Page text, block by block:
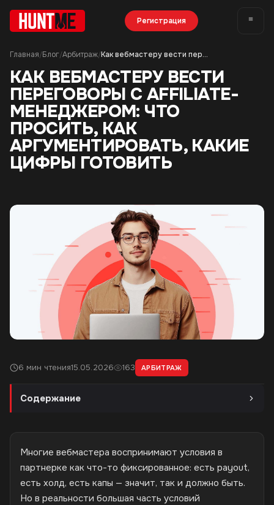
Регистрация
Главная/Блог/Арбитраж/ Как вебмастеру вести переговоры с affiliate-менеджером: что просить, как аргументировать, какие цифры готовить
КАК ВЕБМАСТЕРУ ВЕСТИ
ПЕРЕГОВОРЫ С AFFILIATE-
МЕНЕДЖЕРОМ: ЧТО
ПРОСИТЬ, КАК
АРГУМЕНТИРОВАТЬ, КАКИЕ
ЦИФРЫ ГОТОВИТЬ
6 мин чтения15.05.2026 163 АРБИТРАЖ
Содержание
Многие вебмастера воспринимают условия в
партнерке как что-то фиксированное: есть payout,
есть холд, есть капы — значит, так и должно быть.
Но в реальности большая часть условий